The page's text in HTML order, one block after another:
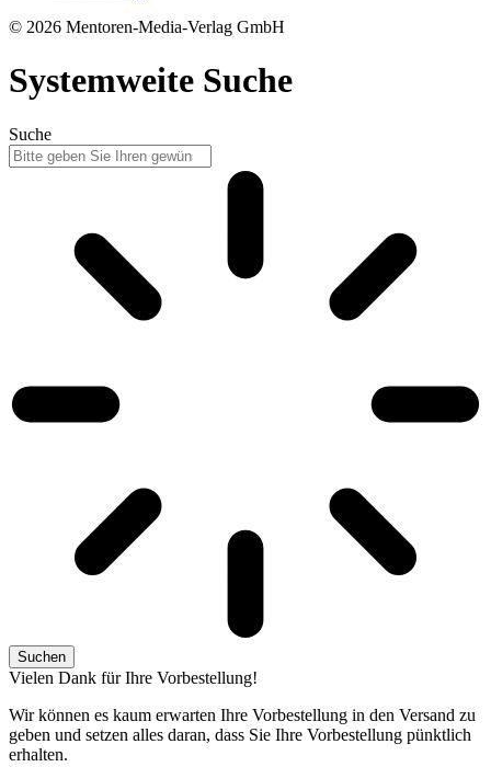
© 2026 Mentoren-Media-Verlag GmbH
Systemweite Suche
Suche
Suchen
Vielen Dank für Ihre Vorbestellung!
Wir können es kaum erwarten Ihre Vorbestellung in den Versand zu
geben und setzen alles daran, dass Sie Ihre Vorbestellung pünktlich
erhalten.